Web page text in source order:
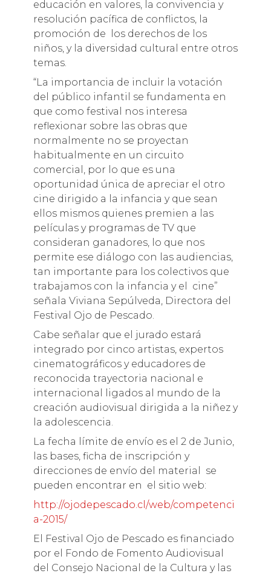
educación en valores, la convivencia y
resolución pacífica de conflictos, la
promoción de los derechos de los
niños, y la diversidad cultural entre otros
temas.
“La importancia de incluir la votación
del público infantil se fundamenta en
que como festival nos interesa
reflexionar sobre las obras que
normalmente no se proyectan
habitualmente en un circuito
comercial, por lo que es una
oportunidad única de apreciar el otro
cine dirigido a la infancia y que sean
ellos mismos quienes premien a las
películas y programas de TV que
consideran ganadores, lo que nos
permite ese diálogo con las audiencias,
tan importante para los colectivos que
trabajamos con la infancia y el cine”
señala Viviana Sepúlveda, Directora del
Festival Ojo de Pescado.
Cabe señalar que el jurado estará
integrado por cinco artistas, expertos
cinematográficos y educadores de
reconocida trayectoria nacional e
internacional ligados al mundo de la
creación audiovisual dirigida a la niñez y
la adolescencia.
La fecha límite de envío es el 2 de Junio,
las bases, ficha de inscripción y
direcciones de envío del material se
pueden encontrar en el sitio web:
http://ojodepescado.cl/web/competenci
a-2015/
El Festival Ojo de Pescado es financiado
por el Fondo de Fomento Audiovisual
del Consejo Nacional de la Cultura y las